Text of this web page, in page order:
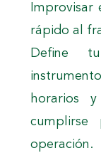
Improvisar
rápido al
Define
horarios
operación.